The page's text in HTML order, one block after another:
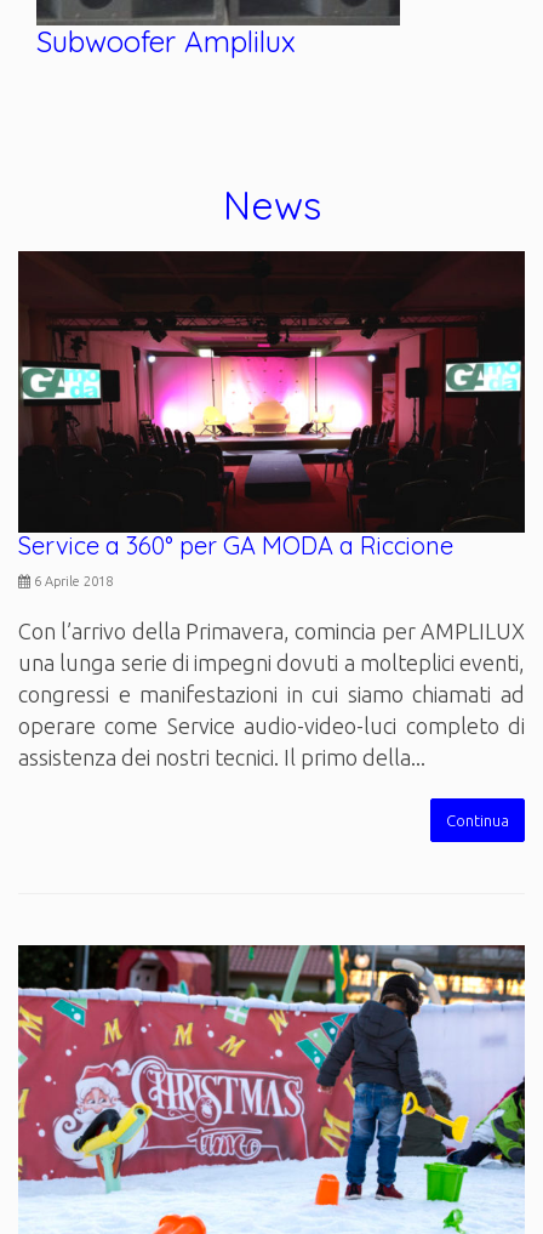
Telecamera Cannon xl1
News
Service a 360° per GA MODA a Riccione
6 Aprile 2018
Con l’arrivo della Primavera, comincia per AMPLILUX
una lunga serie di impegni dovuti a molteplici eventi,
congressi e manifestazioni in cui siamo chiamati ad
operare come Service audio-video-luci completo di
assistenza dei nostri tecnici. Il primo della...
Continua